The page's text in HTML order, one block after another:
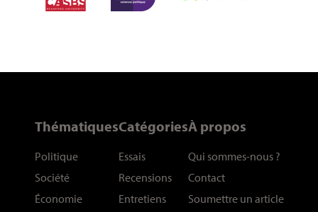
Thématiques
Politique
Société
Économie
Catégories
Essais
Recensions
Entretiens
À propos
Qui sommes-nous ?
Contact
Soumettre un article